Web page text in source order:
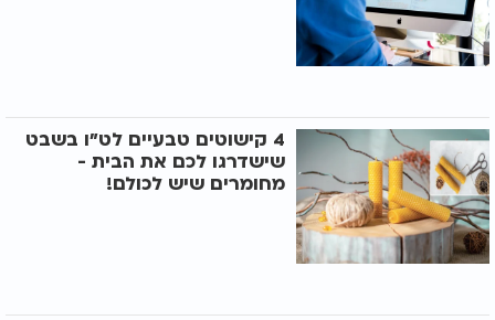
4 קישוטים טבעיים לט"ו בשבט
שישדרגו לכם את הבית -
מחומרים שיש לכולם!